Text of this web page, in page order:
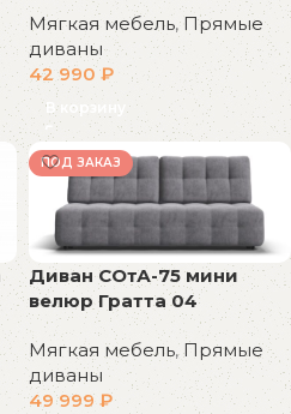
Мягкая мебель,Прямые
диваны
42 990₽
В корзину
ПОД ЗАКАЗ
Диван СОтА-75 мини
велюр Гратта 04
Мягкая мебель,Прямые
диваны
49 999 ₽